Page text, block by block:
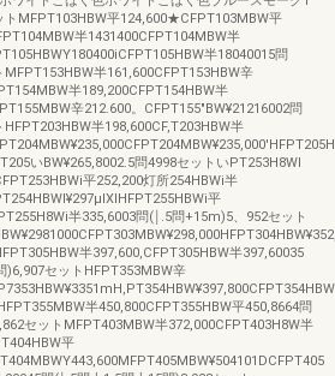
トMFPT103HBW平124,600★CFPT103MBW平
半1431400CFPT104MBW半
半18040015問
MFPT153HBW半161,600CFPT153HBW辛
半189,200CFPT154HBW半
辛212.600。CFPT155"BW¥21216002問
HFPT203HBW半198,600CF,T203HBW半
いBW¥265,8002.5問4998セットいPT253H8Wl
平252,200灯所254HBWi半
平
半335,6003問(￨.5問+15m)5、952セット
半397,600,CFPT305HBW半397,60035
)6,907セットHFPT353MBW辛
半450,800CFPT355HBW平450,8664問
セットMFPT403MBW半372,000CFPT403H8W半
平